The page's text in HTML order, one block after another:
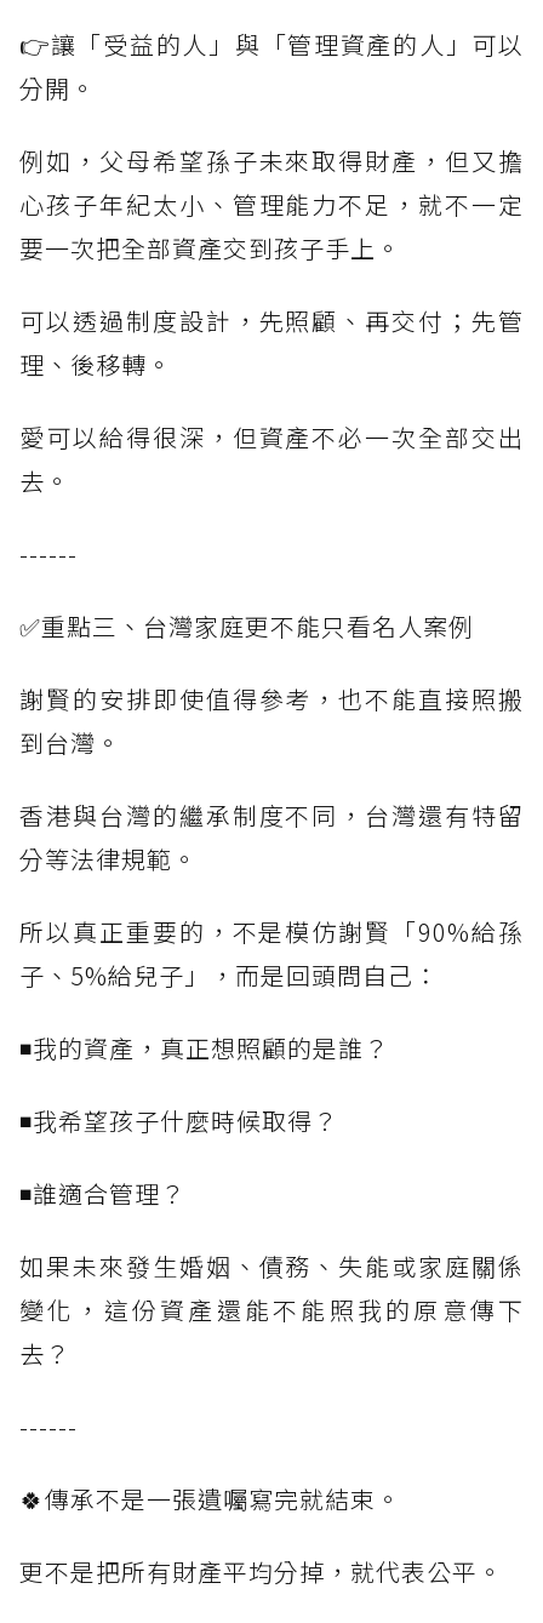
👉讓「受益的人」與「管理資產的人」可以
分開。
例如，父母希望孫子未來取得財產，但又擔
心孩子年紀太小、管理能力不足，就不一定
要一次把全部資產交到孩子手上。
可以透過制度設計，先照顧、再交付；先管
理、後移轉。
愛可以給得很深，但資產不必一次全部交出
去。
------
✅重點三、台灣家庭更不能只看名人案例
謝賢的安排即使值得參考，也不能直接照搬
到台灣。
香港與台灣的繼承制度不同，台灣還有特留
分等法律規範。
所以真正重要的，不是模仿謝賢「90%給孫
子、5%給兒子」，而是回頭問自己：
◾我的資產，真正想照顧的是誰？
◾我希望孩子什麼時候取得？
◾誰適合管理？
如果未來發生婚姻、債務、失能或家庭關係
變化，這份資產還能不能照我的原意傳下
去？
------
🍀傳承不是一張遺囑寫完就結束。
更不是把所有財產平均分掉，就代表公平。